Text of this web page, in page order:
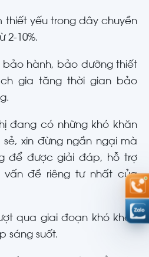
thiết yếu trong dây chuyền
2-10%.
bảo hành, bảo dưỡng thiết
gia tăng thời gian bảo
đang có những khó khăn
xin đừng ngần ngại mà
để được giải đáp, hỗ trợ
vấn đề riêng tư nhất của
qua giai đoạn khó khăn
sáng suốt.